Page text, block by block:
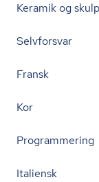
Keramik og
Selvforsvar
Fransk
Kor
Programmering
Italiensk